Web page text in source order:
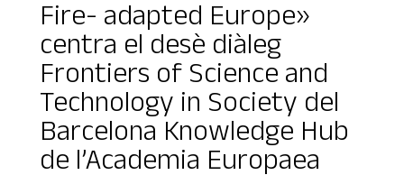
Fire- adapted Europe»
centra el desè diàleg
Frontiers of Science and
Technology in Society del
Barcelona Knowledge Hub
de l’Academia Europaea